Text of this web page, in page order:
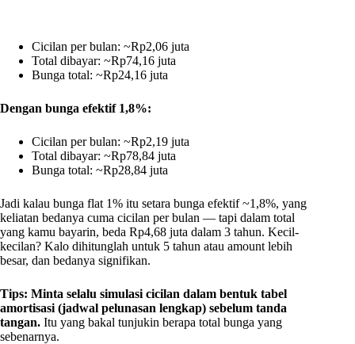
Cicilan per bulan: ~Rp2,06 juta
Total dibayar: ~Rp74,16 juta
Bunga total: ~Rp24,16 juta
Dengan bunga efektif 1,8%:
Cicilan per bulan: ~Rp2,19 juta
Total dibayar: ~Rp78,84 juta
Bunga total: ~Rp28,84 juta
Jadi kalau bunga flat 1% itu setara bunga efektif ~1,8%, yang
keliatan bedanya cuma cicilan per bulan — tapi dalam total
yang kamu bayarin, beda Rp4,68 juta dalam 3 tahun. Kecil-
kecilan? Kalo dihitunglah untuk 5 tahun atau amount lebih
besar, dan bedanya signifikan.
Tips: Minta selalu simulasi cicilan dalam bentuk tabel
amortisasi (jadwal pelunasan lengkap) sebelum tanda
tangan. Itu yang bakal tunjukin berapa total bunga yang
sebenarnya.